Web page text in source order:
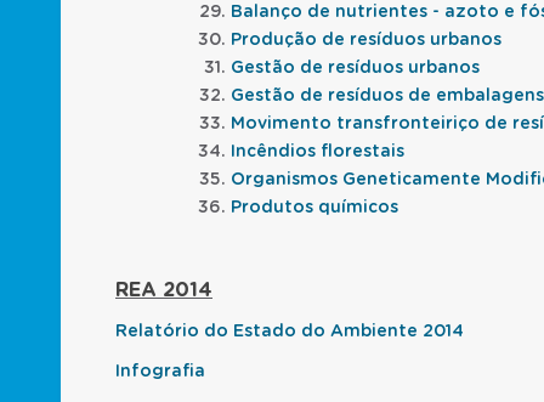
Balanço de nutrientes - azoto e
Produção de resíduos urbanos
Gestão de resíduos urbanos
Gestão de resíduos de embalagens
Movimento transfronteiriço de
Incêndios florestais
Organismos Geneticamente
Produtos químicos
REA 2014
Relatório do Estado do Ambiente 2014
Infografia